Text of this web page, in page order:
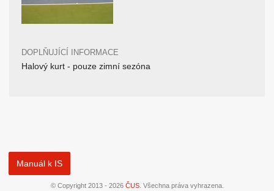
DOPLŇUJÍCÍ INFORMACE
Halový kurt - pouze zimní sezóna
Manuál k IS
© Copyright 2013 - 2026 ČUS. Všechna práva vyhrazena.